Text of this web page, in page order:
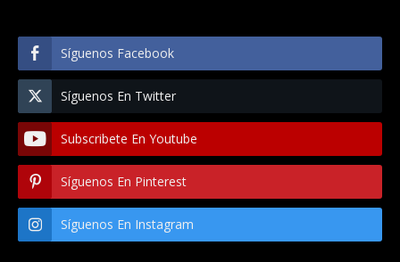
Síguenos Facebook
Síguenos En Twitter
Subscribete En Youtube
Síguenos En Pinterest
Síguenos En Instagram